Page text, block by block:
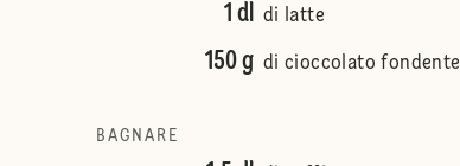
1 dl di latte
150 g di cioccolato fondente
BAGNARE